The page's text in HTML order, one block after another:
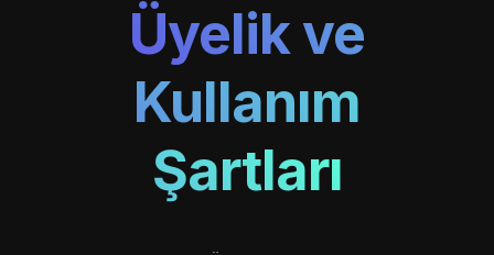
Üyelik ve
Kullanım
Şartları